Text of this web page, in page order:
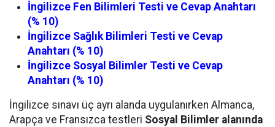
İngilizce Fen Bilimleri Testi ve Cevap Anahtarı
(% 10)
İngilizce Sağlık Bilimleri Testi ve Cevap
Anahtarı (% 10)
İngilizce Sosyal Bilimler Testi ve Cevap
Anahtarı (% 10)
İngilizce sınavı üç ayrı alanda uygulanırken Almanca,
Arapça ve Fransızca testleri Sosyal Bilimler alanında